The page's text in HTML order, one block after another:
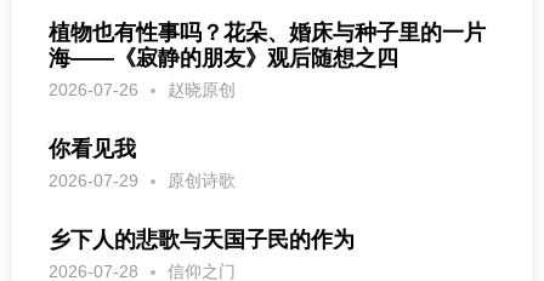
植物也有性事吗？花朵、婚床与种子里的一片
海——《寂静的朋友》观后随想之四
2026-07-26 赵晓原创
你看见我
2026-07-29 原创诗歌
乡下人的悲歌与天国子民的作为
2026-07-28 信仰之门